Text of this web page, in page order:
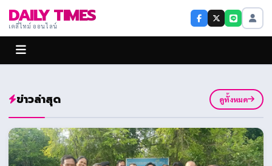
DAILY TIMES
เดลี่ไทม์ ออนไลน์
ข่าวล่าสุด ดูทั้งหมด